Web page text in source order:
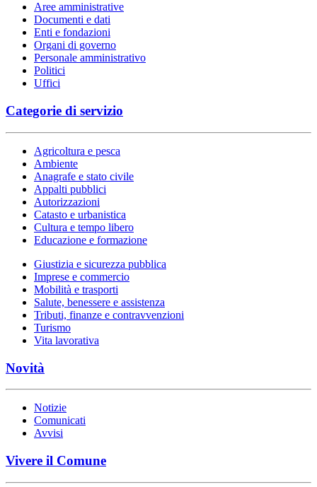
Aree amministrative
Documenti e dati
Enti e fondazioni
Organi di governo
Personale amministrativo
Politici
Uffici
Categorie di servizio
Agricoltura e pesca
Ambiente
Anagrafe e stato civile
Appalti pubblici
Autorizzazioni
Catasto e urbanistica
Cultura e tempo libero
Educazione e formazione
Giustizia e sicurezza pubblica
Imprese e commercio
Mobilità e trasporti
Salute, benessere e assistenza
Tributi, finanze e contravvenzioni
Turismo
Vita lavorativa
Novità
Notizie
Comunicati
Avvisi
Vivere il Comune